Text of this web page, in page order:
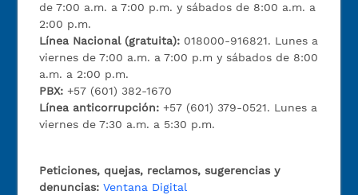
de 7:00 a.m. a 7:00 p.m. y sábados de 8:00 a.m. a
2:00 p.m.
Línea Nacional (gratuita): 018000-916821. Lunes a
viernes de 7:00 a.m. a 7:00 p.m y sábados de 8:00
a.m. a 2:00 p.m.
PBX:+57 (601) 382-1670
Línea anticorrupción:+57 (601) 379-0521. Lunes a
viernes de 7:30 a.m. a 5:30 p.m.
Peticiones, quejas, reclamos, sugerencias y
denuncias: Ventana Digital